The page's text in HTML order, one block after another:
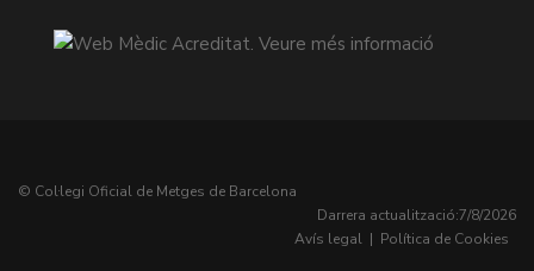
© Col·legi Oficial de Metges de Barcelona
Darrera actualització:7/8/2026
Avís legal | Política de Cookies